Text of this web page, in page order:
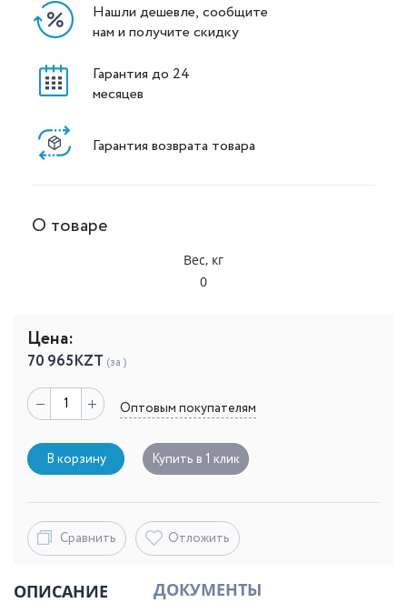
Нашли дешевле, сообщите
нам и получите скидку
Гарантия до 24
месяцев
Гарантия возврата товара
О товаре
Вес, кг
0
Цена:
70 965KZT (за )
Оптовым покупателям
В корзину Купить в 1 клик
Сравнить Отложить
ОПИСАНИЕ
ДОКУМЕНТЫ